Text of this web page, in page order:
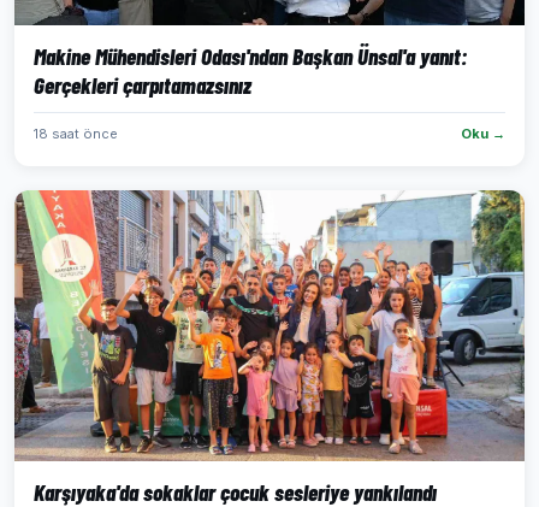
Makine Mühendisleri Odası'ndan Başkan Ünsal'a yanıt:
Gerçekleri çarpıtamazsınız
18 saat önce Oku →
Karşıyaka'da sokaklar çocuk sesleriye yankılandı